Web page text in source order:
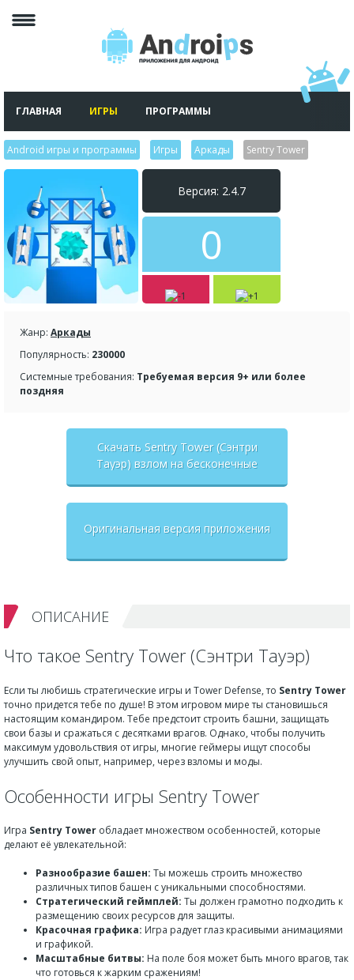
ГЛАВНАЯ ИГРЫ ПРОГРАММЫ
Android игры и программы Игры Аркады Sentry Tower
Версия: 2.4.7
0
Жанр: Аркады
Популярность: 230000
Системные требования: Требуемая версия 9+ или более
поздняя
Скачать Sentry Tower (Сэнтри
Тауэр) взлом на бесконечные
Оригинальная версия приложения
ОПИСАНИЕ
Что такое Sentry Tower (Сэнтри Тауэр)
Если ты любишь стратегические игры и Tower Defense, то Sentry Tower
точно придется тебе по душе! В этом игровом мире ты становишься
настоящим командиром. Тебе предстоит строить башни, защищать
свои базы и сражаться с десятками врагов. Однако, чтобы получить
максимум удовольствия от игры, многие геймеры ищут способы
улучшить свой опыт, например, через взломы и моды.
Особенности игры Sentry Tower
Игра Sentry Tower обладает множеством особенностей, которые
делают её увлекательной:
Разнообразие башен: Ты можешь строить множество
различных типов башен с уникальными способностями.
Стратегический геймплей: Ты должен грамотно подходить к
размещению своих ресурсов для защиты.
Красочная графика: Игра радует глаз красивыми анимациями
и графикой.
Масштабные битвы: На поле боя может быть много врагов, так
что готовься к жарким сражениям!